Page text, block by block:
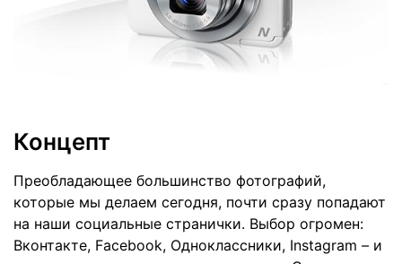
Концепт
Преобладающее большинство фотографий,
которые мы делаем сегодня, почти сразу попадают
на наши социальные странички. Выбор огромен:
Вконтакте, Facebook, Одноклассники, Instagram – и